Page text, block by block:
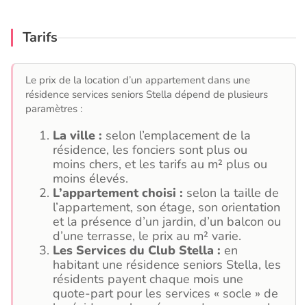
Tarifs
Le prix de la location d’un appartement dans une
résidence services seniors Stella dépend de plusieurs
paramètres :
La ville : selon l’emplacement de la
résidence, les fonciers sont plus ou
moins chers, et les tarifs au m² plus ou
moins élevés.
L’appartement choisi : selon la taille de
l’appartement, son étage, son orientation
et la présence d’un jardin, d’un balcon ou
d’une terrasse, le prix au m² varie.
Les Services du Club Stella : en
habitant une résidence seniors Stella, les
résidents payent chaque mois une
quote-part pour les services « socle » de